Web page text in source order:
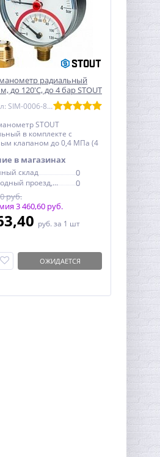
радиальный
до 120'С, до 4 бар STOUT
Артикул: SIM-0006-800415
STOUT
в комплекте с
клапаном до 0,4 МПа (4
в магазинах
склад 0
Электродный проезд, 6с1
0
руб.
3 460,60 руб.
руб. за 1 шт
ОЖИДАЕТСЯ